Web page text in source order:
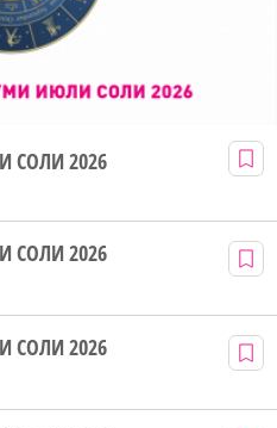
2026
2026
2026